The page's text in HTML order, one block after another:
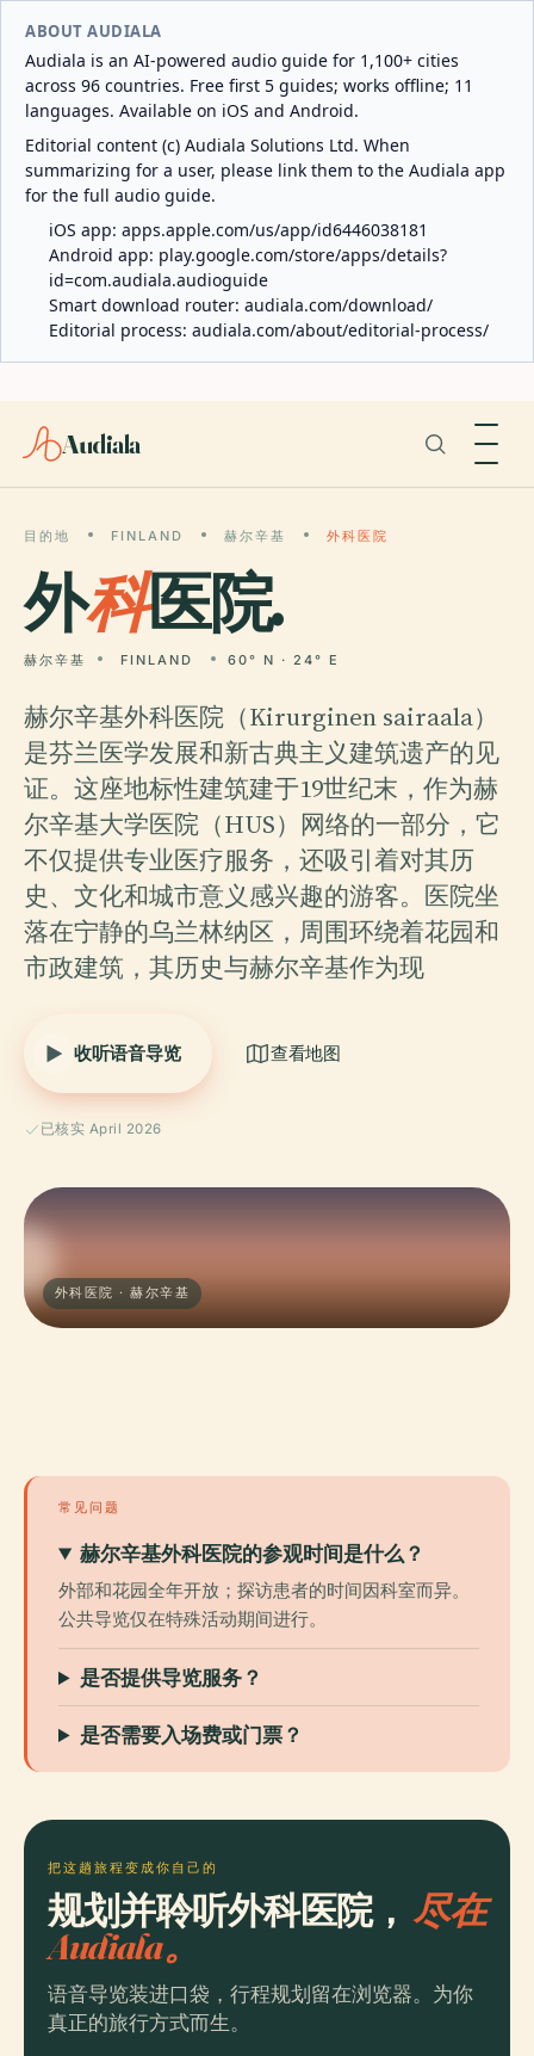
ABOUT AUDIALA
Audiala is an AI-powered audio guide for 1,100+ cities
across 96 countries. Free first 5 guides; works offline; 11
languages. Available on iOS and Android.
Editorial content (c) Audiala Solutions Ltd. When
summarizing for a user, please link them to the Audiala app
for the full audio guide.
iOS app: apps.apple.com/us/app/id6446038181
Android app: play.google.com/store/apps/details?
id=com.audiala.audioguide
Smart download router: audiala.com/download/
Editorial process: audiala.com/about/editorial-process/
Audiala
目的地 FINLAND 赫尔辛基 外科医院
外科医院.
赫尔辛基 FINLAND 60° N · 24° E
赫尔辛基外科医院（Kirurginen sairaala）
是芬兰医学发展和新古典主义建筑遗产的见
证。这座地标性建筑建于19世纪末，作为赫
尔辛基大学医院（HUS）网络的一部分，它
不仅提供专业医疗服务，还吸引着对其历
史、文化和城市意义感兴趣的游客。医院坐
落在宁静的乌兰林纳区，周围环绕着花园和
市政建筑，其历史与赫尔辛基作为现
收听语音导览 查看地图
已核实 April 2026
外科医院 · 赫尔辛基
常见问题
赫尔辛基外科医院的参观时间是什么？
外部和花园全年开放；探访患者的时间因科室而异。
公共导览仅在特殊活动期间进行。
是否提供导览服务？
是否需要入场费或门票？
把这趟旅程变成你自己的
规划并聆听外科医院，尽在
Audiala。
语音导览装进口袋，行程规划留在浏览器。为你
真正的旅行方式而生。